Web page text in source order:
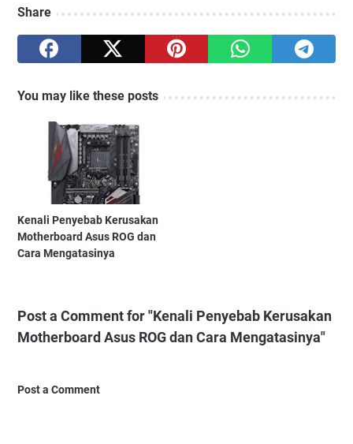
Share
You may like these posts
Kenali Penyebab Kerusakan
Motherboard Asus ROG dan
Cara Mengatasinya
Post a Comment for "Kenali Penyebab Kerusakan
Motherboard Asus ROG dan Cara Mengatasinya"
Post a Comment